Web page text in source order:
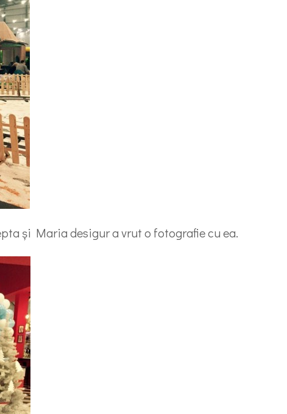
și Maria desigur a vrut o fotografie cu ea.